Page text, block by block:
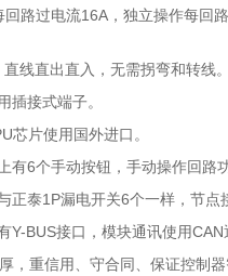
路过电流16A，独立操作每回
线直出直入，无需拐弯和转线。
插接式端子。
芯片使用国外进口。
有6个手动按钮，手动操作回路
正泰1P漏电开关6个一样，节点
Y-BUS接口，模块通讯使用CAN
，重信用、守合同、保证控制